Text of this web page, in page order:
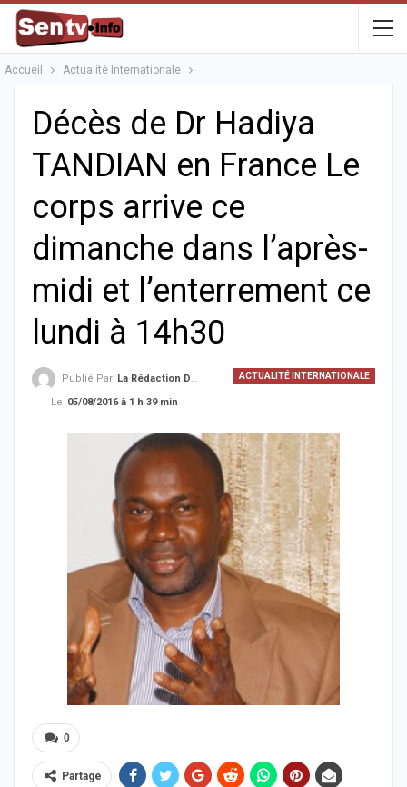
Accueil Actualité Internationale
Décès de Dr Hadiya
TANDIAN en France Le
corps arrive ce
dimanche dans l’après-
midi et l’enterrement ce
lundi à 14h30
ACTUALITÉ INTERNATIONALE
Publié Par La Rédaction De La SenTV.info
Le 05/08/2016 à 1 h 39 min
0
Partage